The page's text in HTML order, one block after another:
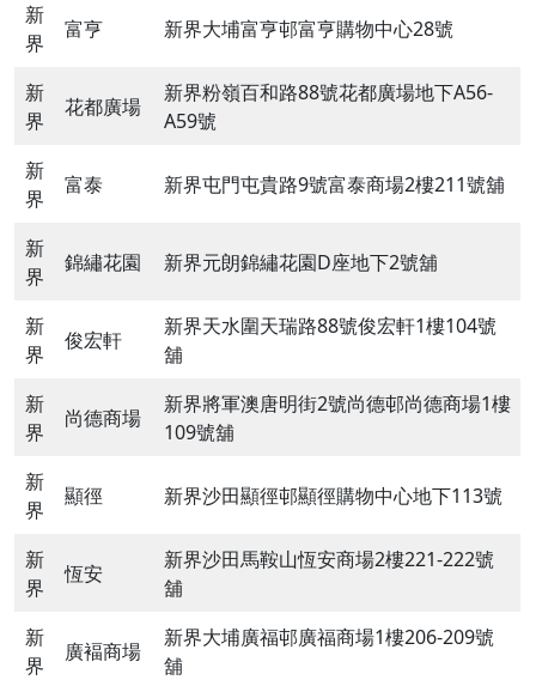
新
界
富亨 新界大埔富亨邨富亨購物中心28號
新
界
花都廣場
新界粉嶺百和路88號花都廣場地下A56-
A59號
新
界
富泰 新界屯門屯貴路9號富泰商場2樓211號舖
新
界
錦繡花園 新界元朗錦繡花園D座地下2號舖
新
界
俊宏軒
新界天水圍天瑞路88號俊宏軒1樓104號
舖
新
界
尚德商場
新界將軍澳唐明街2號尚德邨尚德商場1樓
109號舖
新
界
顯徑 新界沙田顯徑邨顯徑購物中心地下113號
新
界
恆安
新界沙田馬鞍山恆安商場2樓221-222號
舖
新
界
廣褔商場
新界大埔廣福邨廣福商場1樓206-209號
舖